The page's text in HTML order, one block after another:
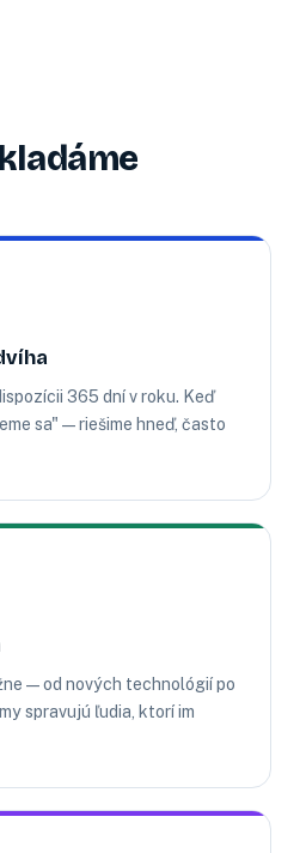
365 dní v roku. Keď
sa" — riešime hneď, často
— od nových technológií po
spravujú ľudia, ktorí im